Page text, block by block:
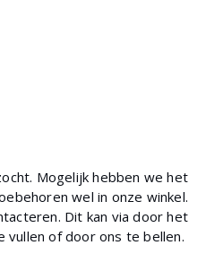
Mogelijk hebben we het
wel in onze winkel.
Dit kan via door het
vullen of door ons te bellen.